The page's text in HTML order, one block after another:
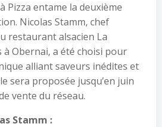
Pizza entame la deuxième
Nicolas Stamm, chef
restaurant alsacien La
à Obernai, a été choisi pour
alliant saveurs inédites et
sera proposée jusqu’en juin
vente du réseau.
Stamm :